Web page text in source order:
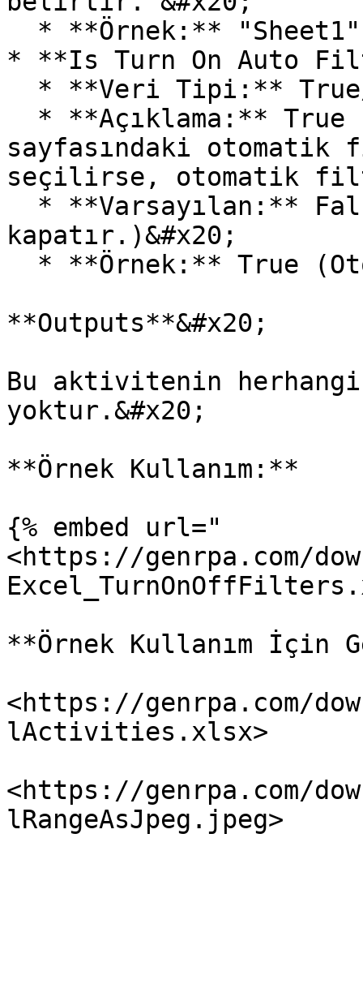
* **Is Turn On Auto
sayfasındaki
seçilirse, otomatik
kapatır.)&#x20;
**Outputs**&#x20;
Bu aktivitenin
yoktur.&#x20;
**Örnek Kullanım:**
{% embed url="
<https://genrpa.com/
**Örnek Kullanım İçin
<https://genrpa.com/
lActivities.xlsx>
<https://genrpa.com/